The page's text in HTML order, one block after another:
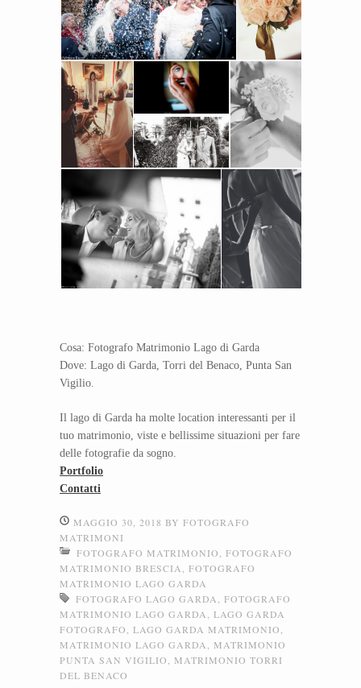
Cosa: Fotografo Matrimonio Lago di Garda
Dove: Lago di Garda, Torri del Benaco, Punta San
Vigilio.
Il lago di Garda ha molte location interessanti per il
tuo matrimonio, viste e bellissime situazioni per fare
delle fotografie da sogno.
Portfolio
Contatti
MAGGIO 30, 2018 BY FOTOGRAFO
MATRIMONI
FOTOGRAFO MATRIMONIO
FOTOGRAFO
MATRIMONIO BRESCIA
FOTOGRAFO
MATRIMONIO LAGO GARDA
FOTOGRAFO LAGO GARDA
FOTOGRAFO
MATRIMONIO LAGO GARDA
LAGO GARDA
FOTOGRAFO
LAGO GARDA MATRIMONIO
MATRIMONIO LAGO GARDA
MATRIMONIO
PUNTA SAN VIGILIO
MATRIMONIO TORRI
DEL BENACO